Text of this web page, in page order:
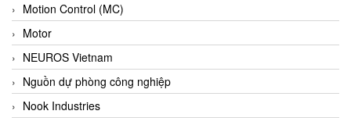
Beckhoff
Bedook
Bei Sensor
Beijer
Beinlich-pumps
Motion Control (MC)
Motor
NEUROS Vietnam
Nguồn dự phòng công nghiệp
Nook Industries